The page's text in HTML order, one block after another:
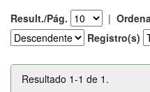
Result./Pág. |
Registro(s)
Resultado 1-1 de 1.